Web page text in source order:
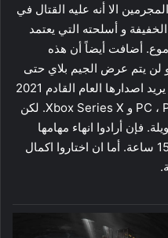
الا أنه عليه القتال في
و أسلحته التي يعتمد
أضافت أيضاً أن هذه
لن يتم عرض الجيم بلاي حتى
أواخر شهر ديسمبر بما أن الأستوديو يريد اصدارها العام القادم 2021
على أجهزة PC ، PS4 ، PS5 ، Xbox One و Xbox Series X. لكن
فإن أرادوا انهاء مهامها
الرئيسية فقط فعليهم لعب أكثر من 15 ساعة. أما ان اختاروا اكمال